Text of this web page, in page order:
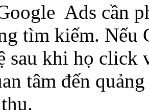
Ads cần
tìm kiếm. Nếu
sau khi họ click
tâm đến